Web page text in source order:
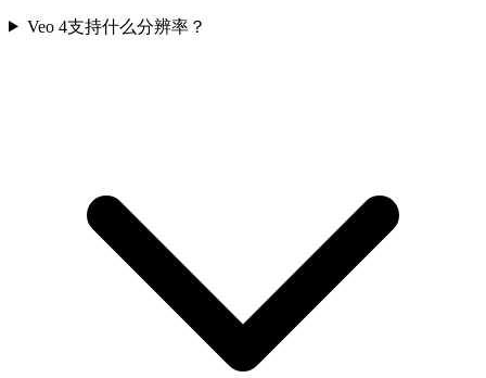
Veo 4支持什么分辨率？